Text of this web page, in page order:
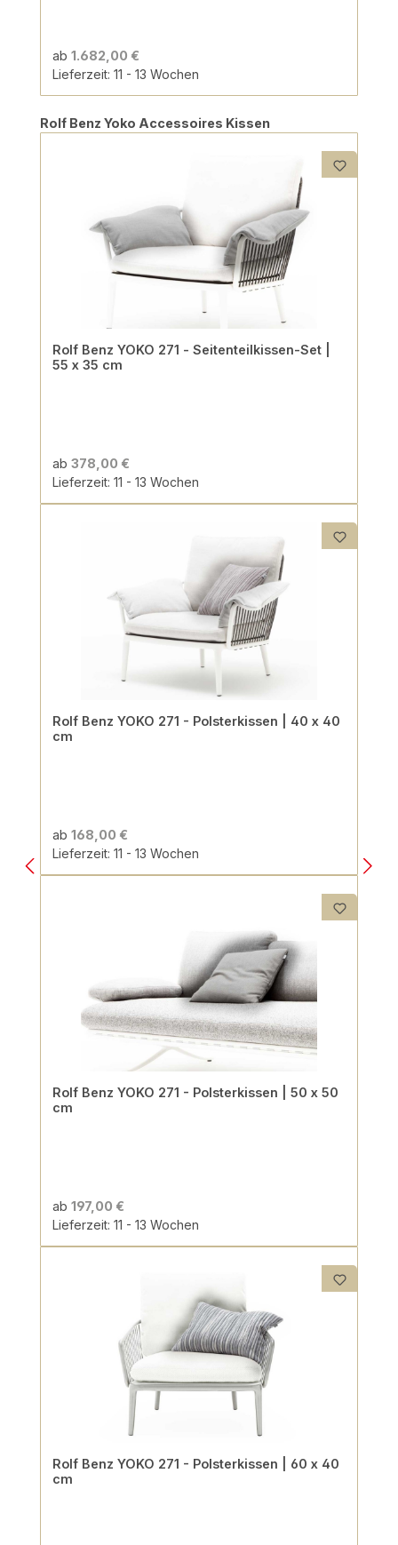
ab 1.682,00 €
Lieferzeit: 11 - 13 Wochen
Produktgalerie überspringen
Rolf Benz Yoko Accessoires Kissen
Rolf Benz YOKO 271 - Seitenteilkissen-Set |
55 x 35 cm
ab 378,00 €
Lieferzeit: 11 - 13 Wochen
Rolf Benz YOKO 271 - Polsterkissen | 40 x 40
cm
ab 168,00 €
Lieferzeit: 11 - 13 Wochen
Rolf Benz YOKO 271 - Polsterkissen | 50 x 50
cm
ab 197,00 €
Lieferzeit: 11 - 13 Wochen
Rolf Benz YOKO 271 - Polsterkissen | 60 x 40
cm